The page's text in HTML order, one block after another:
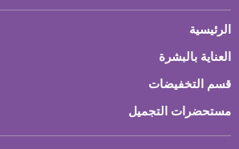
الرئيسية
العناية بالبشرة
قسم التخفيضات
مستحضرات التجميل